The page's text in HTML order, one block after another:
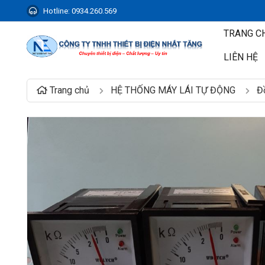
Hotline: 0934.260.569
TRANG
LIÊN HỆ
Trang chủ HỆ THỐNG MÁY LÁI TỰ ĐỘNG